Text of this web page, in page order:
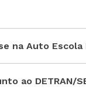
na Auto Escola
ao DETRAN/